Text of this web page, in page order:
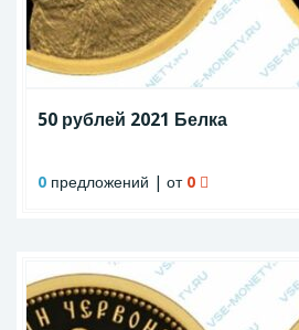
50 рублей 2021 Белка
0 предложений | от 0